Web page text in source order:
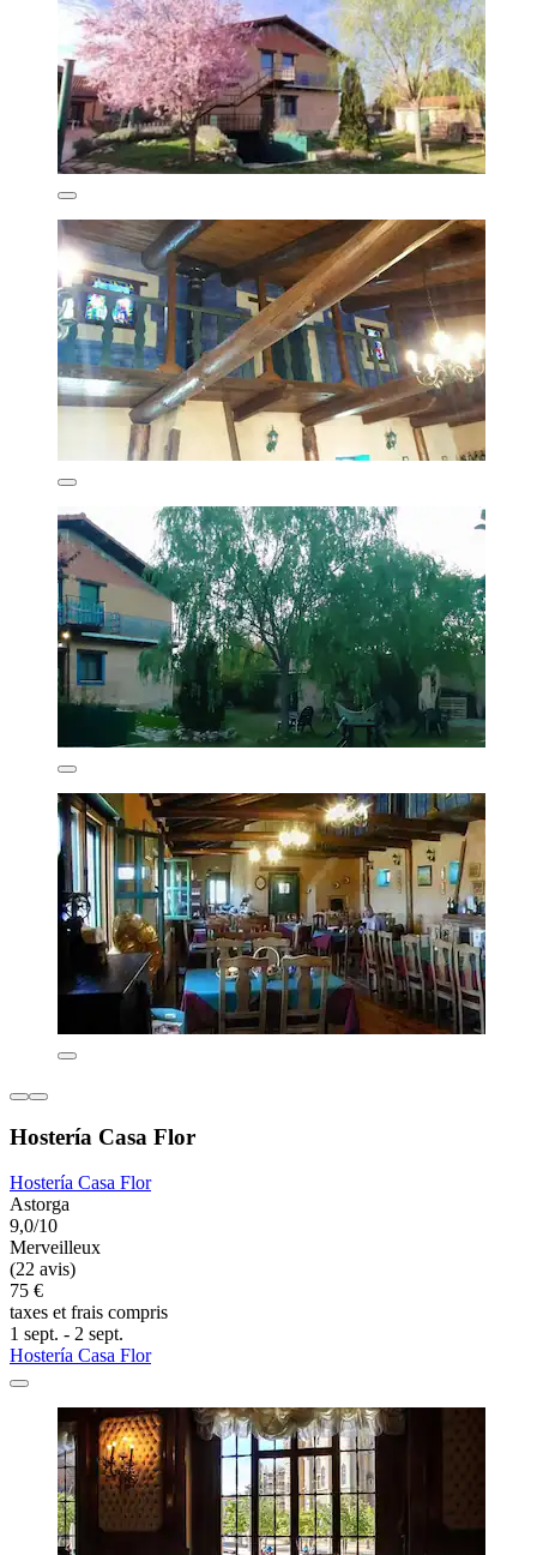
Hostería Casa Flor
Hostería Casa Flor
Astorga
9,0/10
Merveilleux
(22 avis)
75 €
taxes et frais compris
1 sept. - 2 sept.
Hostería Casa Flor